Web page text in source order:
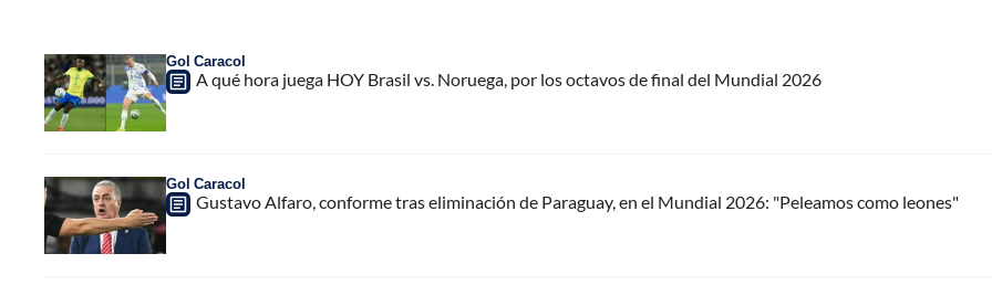
Gol Caracol
A qué hora juega HOY Brasil vs. Noruega, por los octavos de final del Mundial 2026
Gol Caracol
Gustavo Alfaro, conforme tras eliminación de Paraguay, en el Mundial 2026: "Peleamos como leones"